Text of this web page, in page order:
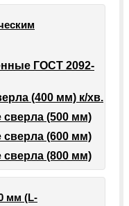
ГОСТ 2092-
(400 мм) к/хв.
(500 мм)
(600 мм)
(800 мм)
мм (L-